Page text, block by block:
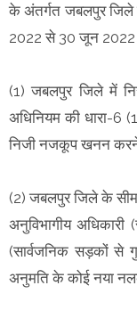
के अंतर्गत जबलपुर जिले
2022 से 30 जून 2022
(1) जबलपुर जिले में
अधिनियम की धारा-6
निजी नजकूप खनन करने
(2) जबलपुर जिले के
अनुविभागीय
(सार्वजनिक सड़कों से
अनुमति के कोई नया